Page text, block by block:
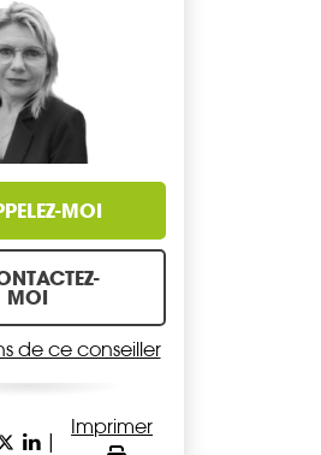
MOI
MOI
de ce conseiller
Imprimer